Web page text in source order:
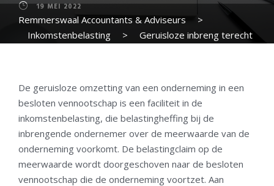
19 MEI 2022
Remmerswaal Accountants & Adviseurs
>
Inkomstenbelasting
>
Geruisloze inbreng terecht
De geruisloze omzetting van een onderneming in een
besloten vennootschap is een faciliteit in de
inkomstenbelasting, die belastingheffing bij de
inbrengende ondernemer over de meerwaarde van de
onderneming voorkomt. De belastingclaim op de
meerwaarde wordt doorgeschoven naar de besloten
vennootschap die de onderneming voortzet. Aan